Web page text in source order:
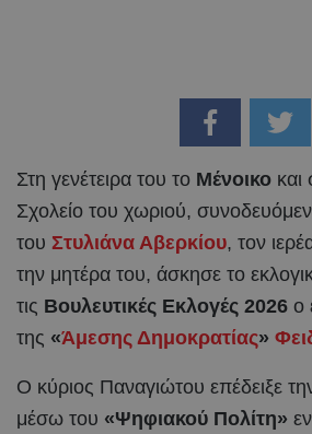
Στη γενέτειρα του το Μένοικο και
Σχολείο του χωριού,
του Στυλιάνα Αβερκίου, τον
την μητέρα του, άσκησε το
τις Βουλευτικές Εκλογές 2026 ο
της «Άμεσης Δημοκρατίας»
Ο κύριος Παναγιώτου επέδειξε
μέσω του «Ψηφιακού Πολίτη»